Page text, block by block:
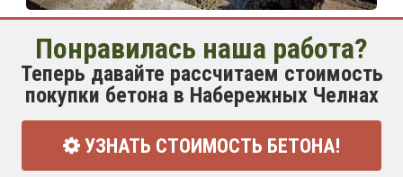
Понравилась наша работа?
Теперь давайте рассчитаем стоимость
покупки бетона в Набережных Челнах
УЗНАТЬ СТОИМОСТЬ БЕТОНА!